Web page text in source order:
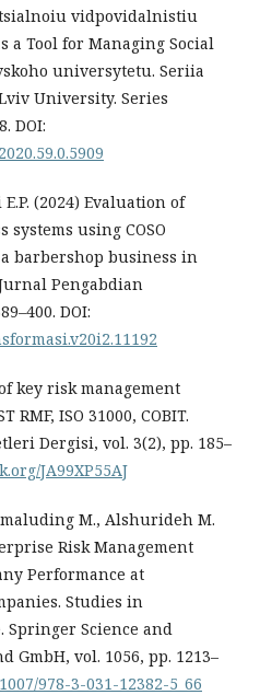
vidpovidalnistiu
a Tool for Managing Social
universytetu. Seriia
University. Series
DOI:
(2024) Evaluation of
using COSO
barbershop business in
Pengabdian
DOI:
key risk management
RMF, ISO 31000, COBIT.
Dergisi, vol. 3(2), pp. 185–
JA99XP55AJ
M., Alshurideh M.
Risk Management
Performance at
Studies in
Science and
GmbH, vol. 1056, pp. 1213–
978-3-031-12382-5_66